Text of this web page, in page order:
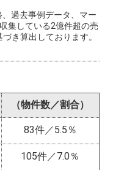
過去事例データ、マー
集している2億件超の売
き算出しております。
（物件数／割合）
83件／5.5％
105件／7.0％